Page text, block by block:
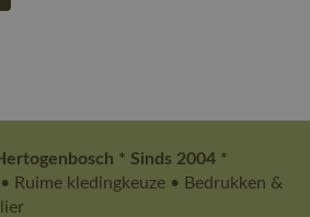
* Sinds 2004 *
Ruime kledingkeuze • Bedrukken &